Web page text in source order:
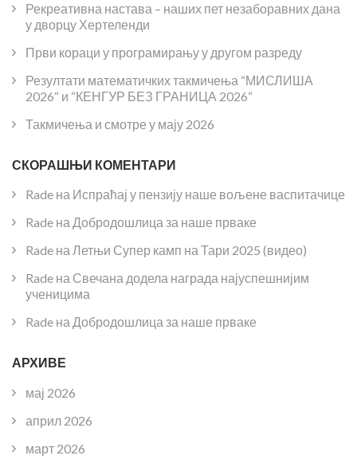
Рекреативна настава – наших пет незаборавних дана
у дворцу Хертеленди
Први кораци у програмирању у другом разреду
Резултати математичких такмичења “МИСЛИША
2026“ и “КЕНГУР БЕЗ ГРАНИЦА 2026“
Такмичења и смотре у мају 2026
СКОРАШЊИ КОМЕНТАРИ
Rade на Испраћај у пензију наше вољене васпитачице
Rade на Добродошлица за наше прваке
Rade на Летњи Супер камп на Тари 2025 (видео)
Rade на Свечана додела награда најуспешнијим
ученицима
Rade на Добродошлица за наше прваке
АРХИВЕ
мај 2026
април 2026
март 2026